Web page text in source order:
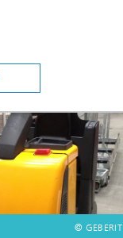
© GEBERIT